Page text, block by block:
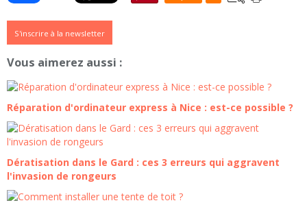
S'inscrire à la newsletter
Vous aimerez aussi :
Réparation d'ordinateur express à Nice : est-ce possible ?
Dératisation dans le Gard : ces 3 erreurs qui aggravent
l'invasion de rongeurs